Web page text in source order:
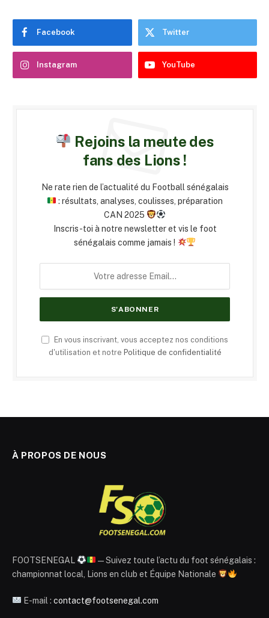
Facebook Twitter
Instagram YouTube
Rejoins la meute des
fans des Lions !
Ne rate rien de l’actualité du Football sénégalais
: résultats, analyses, coulisses, préparation
CAN 2025
Inscris-toi à notre newsletter et vis le foot
sénégalais comme jamais !
En vous inscrivant, vous acceptez nos conditions
d'utilisation et notre Politique de confidentialité
À PROPOS DE NOUS
FOOTSENEGAL
— Suivez toute l’actu du foot sénégalais :
championnat local, Lions en club et Équipe Nationale
E-mail : contact@footsenegal.com